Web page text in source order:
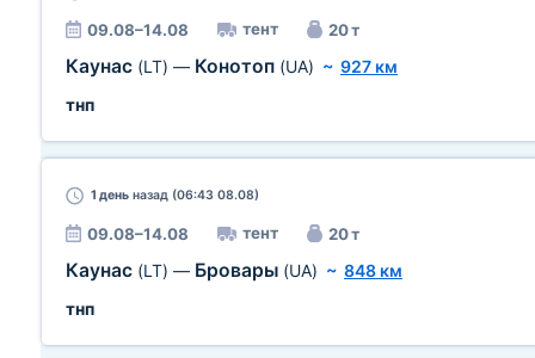
09.08–14.08 тент 20 т
Каунас (LT) — Конотоп (UA) ~ 927 км
тнп
1 день назад (06:43 08.08)
09.08–14.08 тент 20 т
Каунас (LT) — Бровары (UA) ~ 848 км
тнп